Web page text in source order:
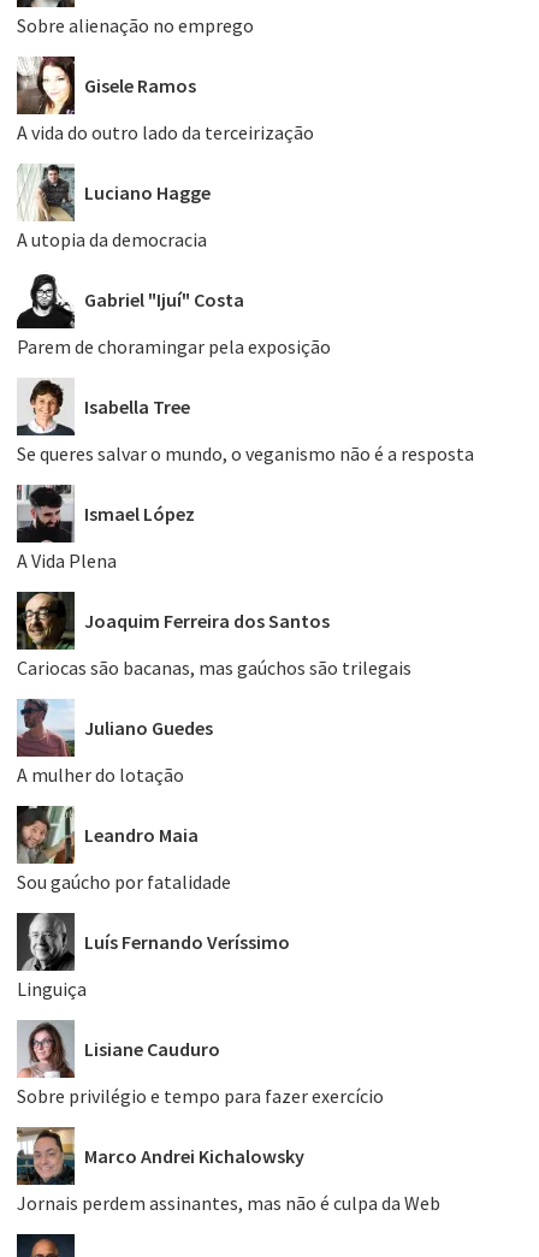
Sobre alienação no emprego
Gisele Ramos
A vida do outro lado da terceirização
Luciano Hagge
A utopia da democracia
Gabriel "Ijuí" Costa
Parem de choramingar pela exposição
Isabella Tree
Se queres salvar o mundo, o veganismo não é a resposta
Ismael López
A Vida Plena
Joaquim Ferreira dos Santos
Cariocas são bacanas, mas gaúchos são trilegais
Juliano Guedes
A mulher do lotação
Leandro Maia
Sou gaúcho por fatalidade
Luís Fernando Veríssimo
Linguiça
Lisiane Cauduro
Sobre privilégio e tempo para fazer exercício
Marco Andrei Kichalowsky
Jornais perdem assinantes, mas não é culpa da Web